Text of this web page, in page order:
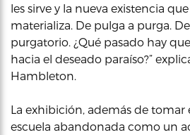
les sirve y la nueva existencia
materializa. De pulga a purga.
purgatorio. ¿Qué pasado hay
hacia el deseado paraíso?”
Hambleton.
La exhibición, además de tomar
escuela abandonada como un